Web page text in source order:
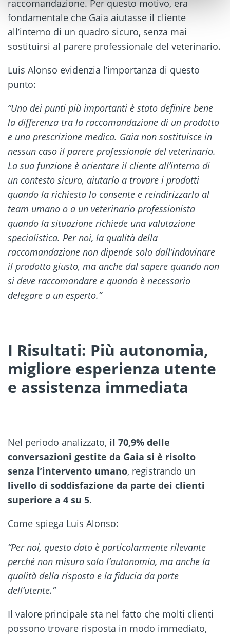
raccomandazione. Per questo motivo, era
fondamentale che Gaia aiutasse il cliente
all’interno di un quadro sicuro, senza mai
sostituirsi al parere professionale del veterinario.
Luis Alonso evidenzia l’importanza di questo
punto:
“Uno dei punti più importanti è stato definire bene
la differenza tra la raccomandazione di un prodotto
e una prescrizione medica. Gaia non sostituisce in
nessun caso il parere professionale del veterinario.
La sua funzione è orientare il cliente all’interno di
un contesto sicuro, aiutarlo a trovare i prodotti
quando la richiesta lo consente e reindirizzarlo al
team umano o a un veterinario professionista
quando la situazione richiede una valutazione
specialistica. Per noi, la qualità della
raccomandazione non dipende solo dall’indovinare
il prodotto giusto, ma anche dal sapere quando non
si deve raccomandare e quando è necessario
delegare a un esperto.”
I Risultati: Più autonomia,
migliore esperienza utente
e assistenza immediata
Nel periodo analizzato, il 70,9% delle
conversazioni gestite da Gaia si è risolto
senza l’intervento umano, registrando un
livello di soddisfazione da parte dei clienti
superiore a 4 su 5.
Come spiega Luis Alonso:
“Per noi, questo dato è particolarmente rilevante
perché non misura solo l’autonomia, ma anche la
qualità della risposta e la fiducia da parte
dell’utente.”
Il valore principale sta nel fatto che molti clienti
possono trovare risposta in modo immediato,